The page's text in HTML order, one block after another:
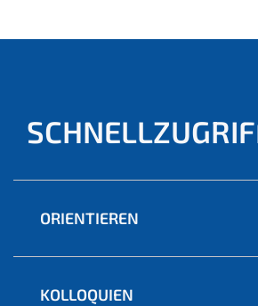
ORIENTIEREN
KOLLOQUIEN